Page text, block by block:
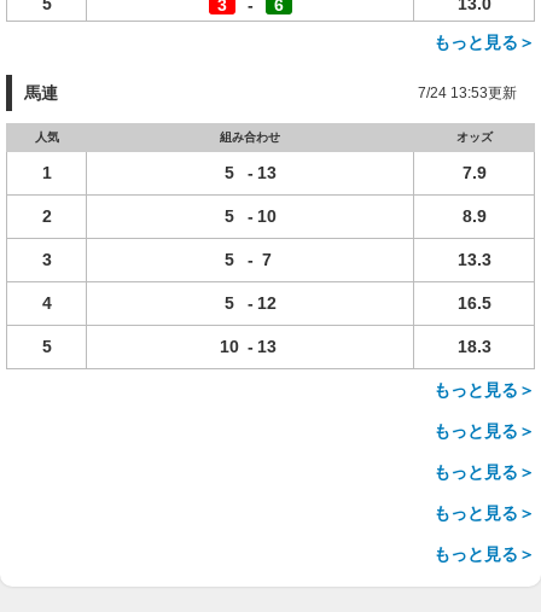
3 - 6
もっと見る＞
馬連 7/24 13:53更新
人気 組み合わせ オッズ
1 5 - 13 7.9
2 5 - 10 8.9
3 5 - 7 13.3
4 5 - 12 16.5
5 10 - 13 18.3
もっと見る＞
もっと見る＞
もっと見る＞
もっと見る＞
もっと見る＞